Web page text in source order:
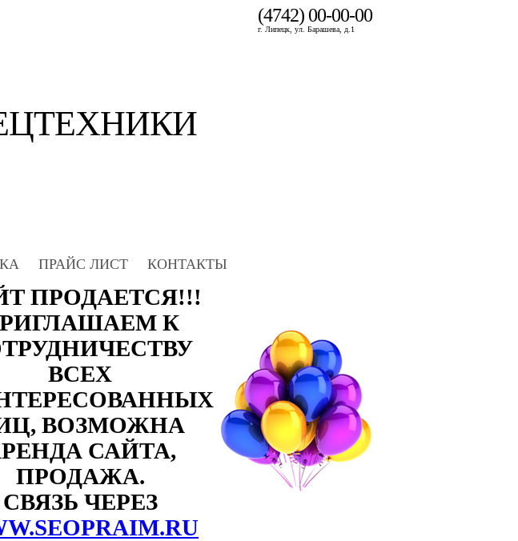
(4742) 00-00-00
г. Липецк, ул. Барашева, д.1
ПРАЙС ЛИСТ КОНТАКТЫ
ПРОДАЕТСЯ!!!
К
ВСЕХ
ВОЗМОЖНА
САЙТА,
ПРОДАЖА.
СВЯЗЬ ЧЕРЕЗ